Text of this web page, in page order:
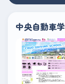
中央自動車